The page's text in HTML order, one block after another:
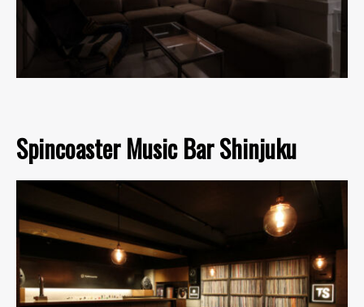
Spincoaster Music Bar Shinjuku